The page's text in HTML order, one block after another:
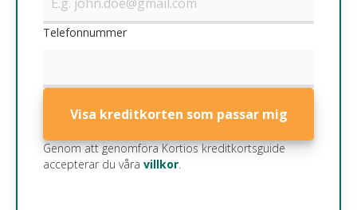
Telefonnummer
Visa kreditkorten som passar mig
Genom att genomföra Kortios kreditkortsguide
accepterar du våra villkor.